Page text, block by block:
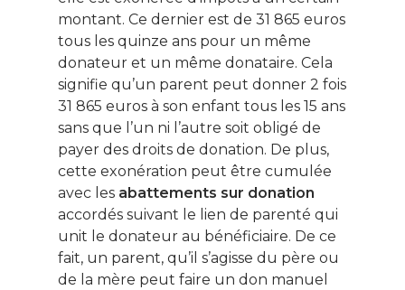
montant. Ce dernier est de 31 865 euros
tous les quinze ans pour un même
donateur et un même donataire. Cela
signifie qu’un parent peut donner 2 fois
31 865 euros à son enfant tous les 15 ans
sans que l’un ni l’autre soit obligé de
payer des droits de donation. De plus,
cette exonération peut être cumulée
avec les abattements sur donation
accordés suivant le lien de parenté qui
unit le donateur au bénéficiaire. De ce
fait, un parent, qu’il s’agisse du père ou
de la mère peut faire un don manuel